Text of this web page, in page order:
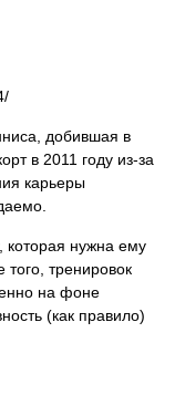
добившая в
в 2011 году из-за
карьеры
нужна ему
тренировок
на фоне
(как правило)